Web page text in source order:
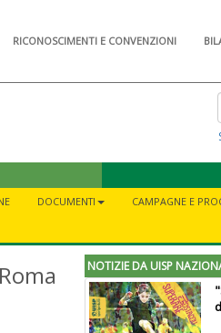
RICONOSCIMENTI E CONVENZIONI
DOCUMENTI CAMPAGNE E
NOTIZIE DA UISP